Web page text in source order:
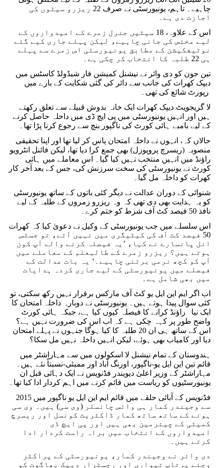
چاہیے۔ تاہم، یونیورسٹی نے صرف 22 ریزرو سیٹوں کی
اجازت دی ہے۔
اس کے علاوہ، 18 سیٹیں جنرل زمرے کے امیدواروں کے
لیے مختص کی جانی چاہیے، لیکن پہلے جاری کیے گئے
نوٹیفکیشن کے مطابق یونیورسٹی اس زمرے سے پہلے
ہی 22 طلبہ کا انتخاب کر چکی ہے۔
تین جون کو دی وائر نے نیشنل کمیشن فار شیڈولڈ کاسٹس میں
دیپک کھرات کی جانب سے دائر کی گئی شکایت کے بارے میں
رپورٹ شائع کی تھی۔
لا گریجویٹ دیپک کھرات ایک خانہ بدوش قبیلے سے تعلق رکھتے
ہیں اور انہیں یونیورسٹی میں پی ایچ ڈی میں داخلہ حاصل کرنے
کے لیے بامبے ہائی کورٹ کی ناگپور بنچ سے رجوع کرنا پڑا تھا۔
حالاں کہ، انہوں نے داخلہ امتحان پاس کر لیا تھا اور اپنا تحقیقی
منصوبہ (ریسرچ پروپوزل) بھی جمع کرا دیا تھا، لیکن فائنل انٹرویو
راؤنڈ میں انہیں منتخب نہیں کیا گیا۔ اس معاملے میں ہائی
کورٹ نے یونیورسٹی کی سخت سرزنش کی، جس کے بعد آخر کار
کھرات کو داخلہ مل گیا۔
شنوائی کے دوران عدالت نے دیگر کئی باتوں کے ساتھ یونیورسٹی
کو یہ ہدایت بھی دی تھی کہ وہ ریزرو زمروں کے طلبہ کے لیے
نافذ 50 فیصد کٹ آف شرط کو ختم کرے۔
اس سلسلے میں جب یونیورسٹی کے وکیل نے دعویٰ کیا کہ کھرات
50 فیصد کٹ آف کی کیٹیگری میں نہیں آتے، تو جسٹس
انل پانسارے نے کہا، ’یہ فیصلہ کرنے والے آپ کون
ہوتے ہیں؟ ریزرو زمرے کے طالبعلم کے معاملے میں
آپ کو کچھ نرمی برتنی چاہیے۔‘ یہ بات عدالت کے
فیصلے میں یونیورسٹی کے لیے جاری کردہ ہدایات
میں بھی شامل ہے۔
اب اگر ایم این ایل یو کٹ آف مارکس برقرار نہیں رکھ سکتی، تو
کئی سوال پیدا ہوتے ہیں۔ یونیورسٹی نے دوبارہ داخلہ امتحان کا
ایک نیا راؤنڈ کرانے کا فیصلہ کیوں کیا ہے، جبکہ ہائی کورٹ
واضح طور پر کہہ چکی ہے کہ اب اس کی ضرورت نہیں ہے؟
اس کے ساتھ ہی ان 20 طلبہ کا کیا ہوگا جنہوں نے پہلے امتحان
دیا اور کامیاب بھی ہوئے، لیکن انہیں داخلہ نہیں مل سکا؟
ہندوستان کے تمام نیشنل لا اسکولوں میں سے مہاراشٹر میں
قائم تین این ایل یو-ناگپور، اورنگ آباد اور ممبئی-نسبتاً نئے ہیں۔
مہاراشٹر کے وزیر اعلیٰ دیویندر فڈنویس نے ایک دہائی قبل ان
یونیورسٹیوں کو ریاست میں قائم کرنے میں اہم کردار ادا کیا تھا۔
فڈنویس کے آبائی حلقے میں قائم ایم این ایل یو ناگپور میں 2015
سے وجیندر کمار ہی وائس چانسلر (وی سی) ہیں۔ وی سی
ہونے کے ساتھ ساتھ کمار ڈاکٹریٹ کونسل اور ریسرچ
کمیٹی کے چیئرمین بھی ہیں اور پی ایچ ڈی
امیدواروں کے انتخاب میں براہ راست کردار ادا
کرتے ہیں۔
دی وائر نے وجیندر کمار، یونیورسٹی کے پراکٹر
وجئے پرتاپ تیواری اور رجسٹرار دیپک بھاگوت کو